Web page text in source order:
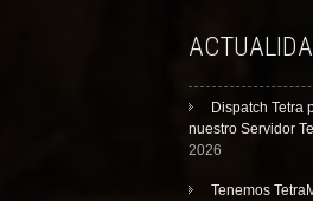
Dispatch Tetra
nuestro Servidor
2026
Tenemos